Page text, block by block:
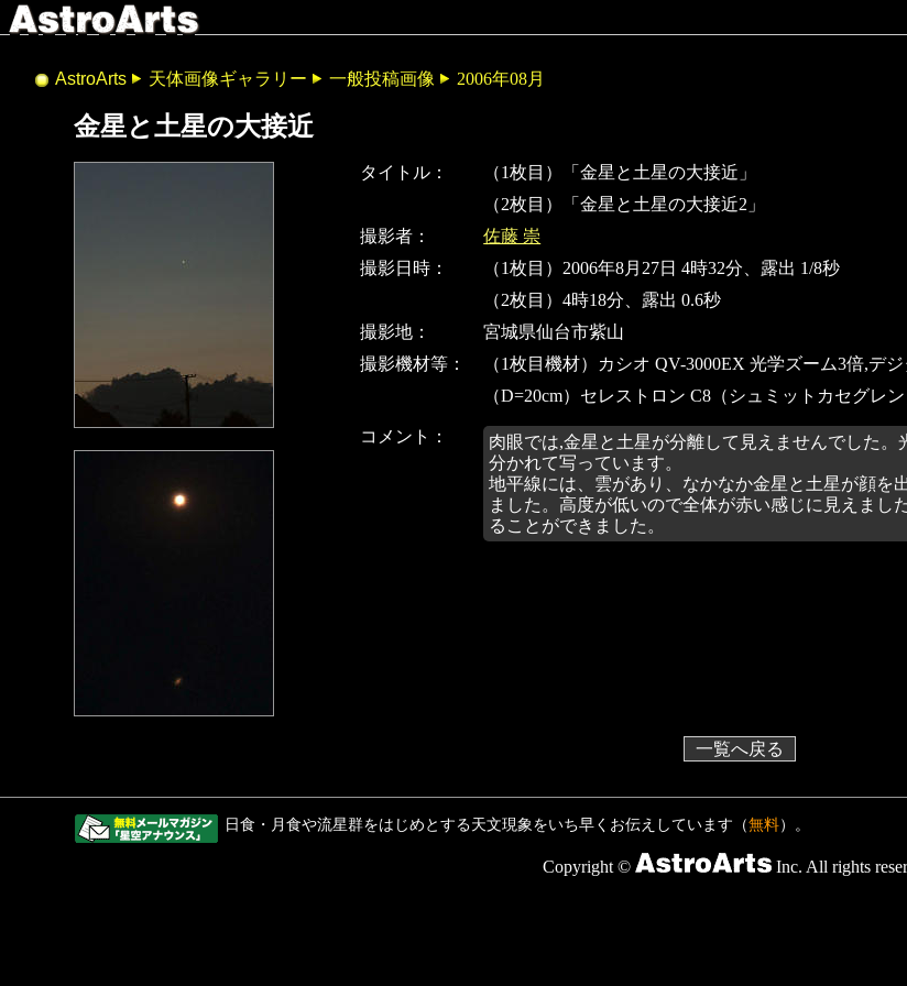
AstroArts 天体画像ギャラリー 一般投稿画像 2006年08月
金星と土星の大接近
タイトル：
（1枚目）「金星と土星の大接近」
（2枚目）「金星と土星の大接近2」
撮影者：
佐藤 崇
撮影日時：
（1枚目）2006年8月27日 4時32分、露出 1/8秒
（2枚目）4時18分、露出 0.6秒
撮影地：
宮城県仙台市紫山
撮影機材等：
（1枚目機材）カシオ QV-3000EX 光学ズーム3倍,デ
（D=20cm）セレストロン C8（シュミットカセグレ
コメント：
肉眼では,金星と土星が分離して見えませんでした
分かれて写っています。
地平線には、雲があり、なかなか金星と土星が顔を
ました。高度が低いので全体が赤い感じに見えまし
ることができました。
一覧へ戻る
日食・月食や流星群をはじめとする天文現象をいち早くお伝えしています（無料）。
Copyright © Inc. All rights